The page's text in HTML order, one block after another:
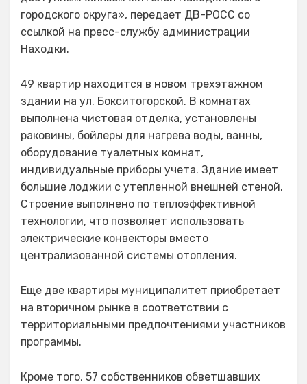
городского округа», передает ДВ-РОСС со
ссылкой на пресс-службу администрации
Находки.
49 квартир находится в новом трехэтажном
здании на ул. Бокситогорской. В комнатах
выполнена чистовая отделка, установлены
раковины, бойлеры для нагрева воды, ванны,
оборудование туалетных комнат,
индивидуальные приборы учета. Здание имеет
большие лоджии с утепленной внешней стеной.
Строение выполнено по теплоэффективной
технологии, что позволяет использовать
электрические конвекторы вместо
централизованной системы отопления.
Еще две квартиры муниципалитет приобретает
на вторичном рынке в соответствии с
территориальными предпочтениями участников
программы.
Кроме того, 57 собственников обветшавших